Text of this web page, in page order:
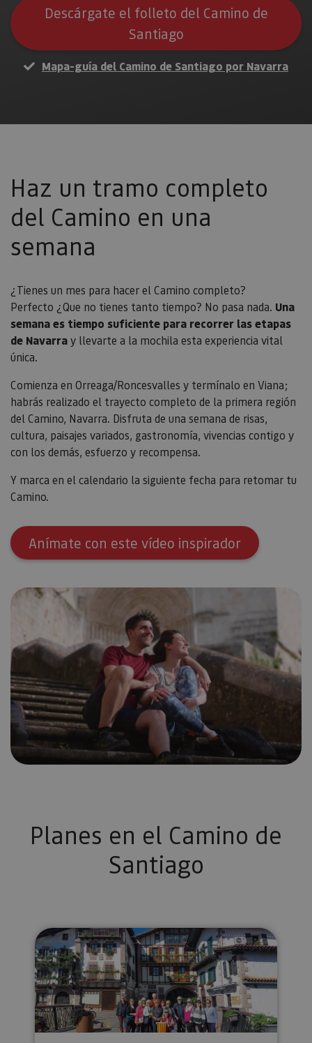
Descárgate el folleto del Camino de
Santiago
Mapa-guía del Camino de Santiago por Navarra
Haz un tramo completo
del Camino en una
semana
¿Tienes un mes para hacer el Camino completo?
Perfecto ¿Que no tienes tanto tiempo? No pasa nada. Una
semana es tiempo suficiente para recorrer las etapas
de Navarray llevarte a la mochila esta experiencia vital
única.
Comienza en Orreaga/Roncesvalles y termínalo en Viana;
habrás realizado el trayecto completo de la primera región
del Camino, Navarra. Disfruta de una semana de risas,
cultura, paisajes variados, gastronomía, vivencias contigo y
con los demás, esfuerzo y recompensa.
Y marca en el calendario la siguiente fecha para retomar tu
Camino.
Anímate con este vídeo inspirador
Planes en el Camino de
Santiago
Rutas por Navarra para grupos